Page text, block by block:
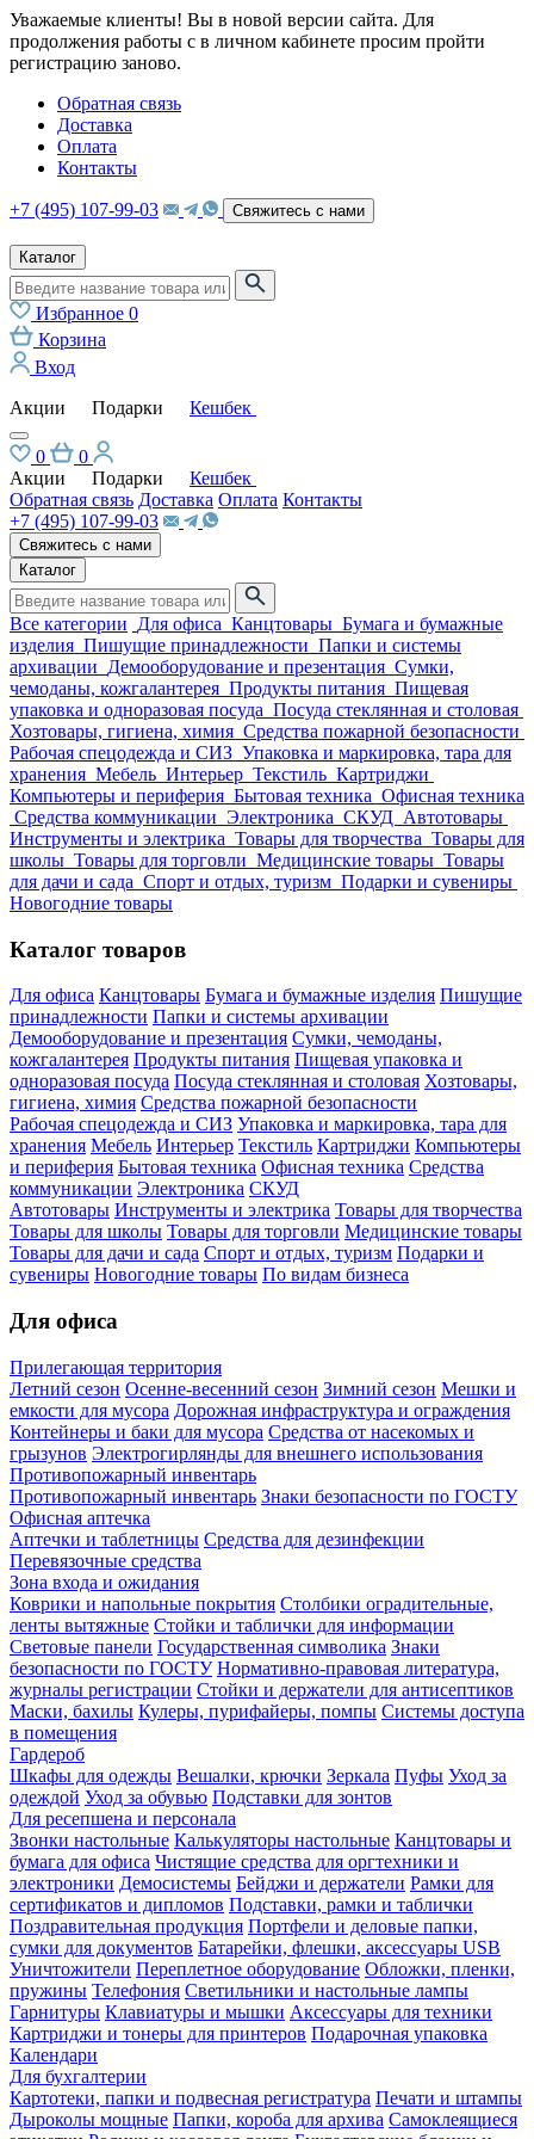
Уважаемые клиенты! Вы в новой версии сайта. Для
продолжения работы с в личном кабинете просим пройти
регистрацию заново.
Обратная связь
Доставка
Оплата
Контакты
+7 (495) 107-99-03 Свяжитесь с нами
Каталог
Избранное 0
Корзина
Вход
Акции
Подарки Кешбек
0
0
Акции
Подарки
Кешбек
Обратная связь Доставка Оплата Контакты
+7 (495) 107-99-03
Свяжитесь с нами
Каталог
Все категории Для офиса Канцтовары Бумага и бумажные
изделия Пишущие принадлежности Папки и системы
архивации Демооборудование и презентация Сумки,
чемоданы, кожгалантерея Продукты питания Пищевая
упаковка и одноразовая посуда Посуда стеклянная и столовая
Хозтовары, гигиена, химия Средства пожарной безопасности
Рабочая спецодежда и СИЗ Упаковка и маркировка, тара для
хранения Мебель Интерьер Текстиль Картриджи
Компьютеры и периферия Бытовая техника Офисная техника
Средства коммуникации Электроника СКУД Автотовары
Инструменты и электрика Товары для творчества Товары для
школы Товары для торговли Медицинские товары Товары
для дачи и сада Спорт и отдых, туризм Подарки и сувениры
Новогодние товары
Каталог товаров
Для офиса Канцтовары Бумага и бумажные изделия Пишущие
принадлежности Папки и системы архивации
Демооборудование и презентация Сумки, чемоданы,
кожгалантерея Продукты питания Пищевая упаковка и
одноразовая посуда Посуда стеклянная и столовая Хозтовары,
гигиена, химия Средства пожарной безопасности
Рабочая спецодежда и СИЗ Упаковка и маркировка, тара для
хранения Мебель Интерьер Текстиль Картриджи Компьютеры
и периферия Бытовая техника Офисная техника Средства
коммуникации Электроника СКУД
Автотовары Инструменты и электрика Товары для творчества
Товары для школы Товары для торговли Медицинские товары
Товары для дачи и сада Спорт и отдых, туризм Подарки и
сувениры Новогодние товары По видам бизнеса
Для офиса
Прилегающая территория
Летний сезон Осенне-весенний сезон Зимний сезон Мешки и
емкости для мусора Дорожная инфраструктура и ограждения
Контейнеры и баки для мусора Средства от насекомых и
грызунов Электрогирлянды для внешнего использования
Противопожарный инвентарь
Противопожарный инвентарь Знаки безопасности по ГОСТУ
Офисная аптечка
Аптечки и таблетницы Средства для дезинфекции
Перевязочные средства
Зона входа и ожидания
Коврики и напольные покрытия Столбики оградительные,
ленты вытяжные Стойки и таблички для информации
Световые панели Государственная символика Знаки
безопасности по ГОСТУ Нормативно-правовая литература,
журналы регистрации Стойки и держатели для антисептиков
Маски, бахилы Кулеры, пурифайеры, помпы Системы доступа
в помещения
Гардероб
Шкафы для одежды Вешалки, крючки Зеркала Пуфы Уход за
одеждой Уход за обувью Подставки для зонтов
Для ресепшена и персонала
Звонки настольные Калькуляторы настольные Канцтовары и
бумага для офиса Чистящие средства для оргтехники и
электроники Демосистемы Бейджи и держатели Рамки для
сертификатов и дипломов Подставки, рамки и таблички
Поздравительная продукция Портфели и деловые папки,
сумки для документов Батарейки, флешки, аксессуары USB
Уничтожители Переплетное оборудование Обложки, пленки,
пружины Телефония Светильники и настольные лампы
Гарнитуры Клавиатуры и мышки Аксессуары для техники
Картриджи и тонеры для принтеров Подарочная упаковка
Календари
Для бухгалтерии
Картотеки, папки и подвесная регистратура Печати и штампы
Дыроколы мощные Папки, короба для архива Самоклеящиеся